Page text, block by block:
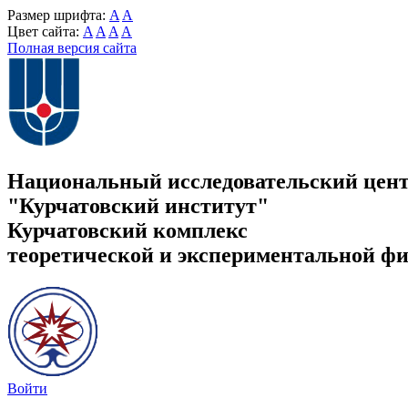
Размер шрифта: A A
Цвет сайта: A A A A
Полная версия сайта
Национальный исследовательский
"Курчатовский институт"
Курчатовский комплекс
теоретической и экспериментальной
Войти